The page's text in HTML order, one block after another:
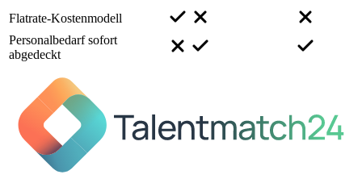
Flatrate-Kostenmodell
Personalbedarf sofort
abgedeckt